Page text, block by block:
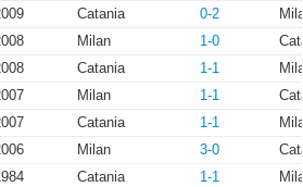
Catania 0-2
Milan 1-0
Catania 1-1
Milan 1-1
Catania 1-1
Milan 3-0
Catania 1-1